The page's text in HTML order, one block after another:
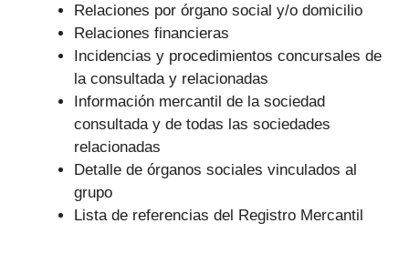
Relaciones por órgano social y/o domicilio
Relaciones financieras
Incidencias y procedimientos concursales de
la consultada y relacionadas
Información mercantil de la sociedad
consultada y de todas las sociedades
relacionadas
Detalle de órganos sociales vinculados al
grupo
Lista de referencias del Registro Mercantil